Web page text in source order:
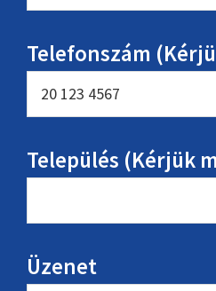
Telefonszám
Település (Kérjük
Üzenet